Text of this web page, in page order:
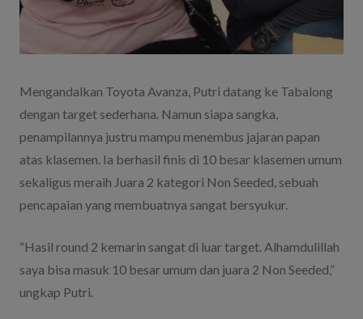
Mengandalkan Toyota Avanza, Putri datang ke Tabalong
dengan target sederhana. Namun siapa sangka,
penampilannya justru mampu menembus jajaran papan
atas klasemen. Ia berhasil finis di 10 besar klasemen umum
sekaligus meraih Juara 2 kategori Non Seeded, sebuah
pencapaian yang membuatnya sangat bersyukur.
“Hasil round 2 kemarin sangat di luar target. Alhamdulillah
saya bisa masuk 10 besar umum dan juara 2 Non Seeded,”
ungkap Putri.